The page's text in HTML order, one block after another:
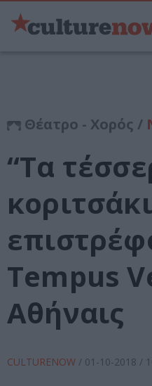
Θέατρο - Χορός /
“Τα
Tempus
Αθήναις
CULTURENOW / 01-10-2018 /